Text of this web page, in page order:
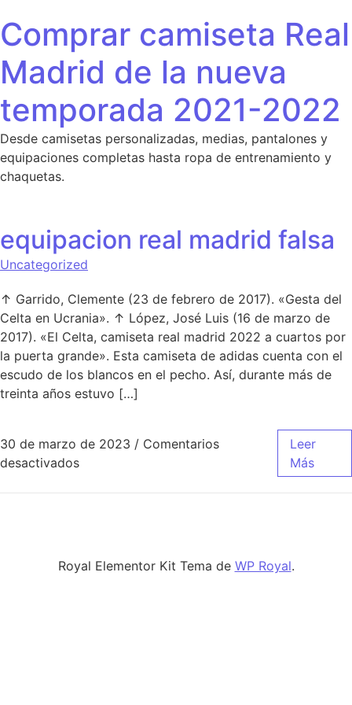
Comprar camiseta Real
Madrid de la nueva
temporada 2021-2022
Desde camisetas personalizadas, medias, pantalones y
equipaciones completas hasta ropa de entrenamiento y
chaquetas.
equipacion real madrid falsa
Uncategorized
↑ Garrido, Clemente (23 de febrero de 2017). «Gesta del
Celta en Ucrania». ↑ López, José Luis (16 de marzo de
2017). «El Celta, camiseta real madrid 2022 a cuartos por
la puerta grande». Esta camiseta de adidas cuenta con el
escudo de los blancos en el pecho. Así, durante más de
treinta años estuvo […]
30 de marzo de 2023 / Comentarios
desactivadosen equipacion real madrid falsa
Leer
Más
Royal Elementor Kit Tema de WP Royal.